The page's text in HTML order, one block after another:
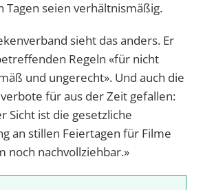
Tagen seien verhältnismäßig.
sieht das anders. Er
Regeln «für nicht
und ungerecht». Und auch die
für aus der Zeit gefallen:
Sicht ist die gesetzliche
an stillen Feiertagen für Filme
noch nachvollziehbar.»